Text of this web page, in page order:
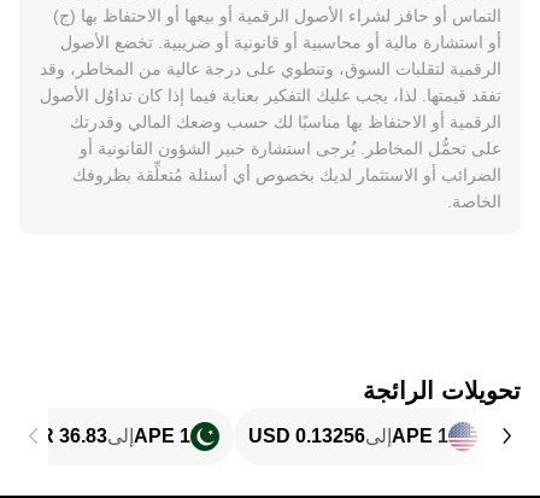
التماس أو حافز لشراء الأصول الرقمية أو بيعها أو الاحتفاظ بها (ج)
أو استشارة مالية أو محاسبية أو قانونية أو ضريبية. تخضع الأصول
الرقمية لتقلبات السوق، وتنطوي على درجة عالية من المخاطر، وقد
تفقد قيمتها. لذا، يجب عليك التفكير بعناية فيما إذا كان تداوُل الأصول
الرقمية أو الاحتفاظ بها مناسبًا لك حسب وضعك المالي وقدرتك
على تحمُّل المخاطر. يُرجى استشارة خبير الشؤون القانونية أو
الضرائب أو الاستثمار لديك بخصوص أي أسئلة مُتعلِّقة بظروفك
الخاصة.
تحويلات الرائجة
1 APE إلى 1 APE إلى